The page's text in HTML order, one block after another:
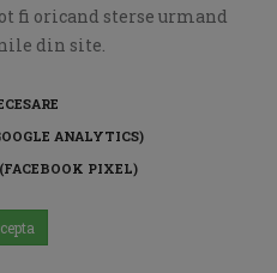
fi oricand sterse urmand
din site.
ANALYTICS)
PIXEL)